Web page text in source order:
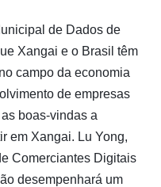
de Dados de
Xangai e o Brasil têm
campo da economia
de empresas
boas-vindas a
em Xangai. Lu Yong,
Comerciantes Digitais
desempenhará um